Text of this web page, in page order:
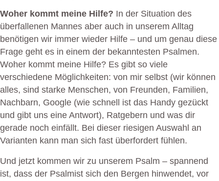
Woher kommt meine Hilfe? In der Situation des
überfallenen Mannes aber auch in unserem Alltag
benötigen wir immer wieder Hilfe – und um genau diese
Frage geht es in einem der bekanntesten Psalmen.
Woher kommt meine Hilfe? Es gibt so viele
verschiedene Möglichkeiten: von mir selbst (wir können
alles, sind starke Menschen, von Freunden, Familien,
Nachbarn, Google (wie schnell ist das Handy gezückt
und gibt uns eine Antwort), Ratgebern und was dir
gerade noch einfällt. Bei dieser riesigen Auswahl an
Varianten kann man sich fast überfordert fühlen.
Und jetzt kommen wir zu unserem Psalm – spannend
ist, dass der Psalmist sich den Bergen hinwendet, vor